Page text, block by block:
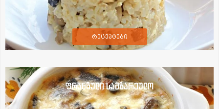
რეცეპტები
ფრანგული სამზარეულო